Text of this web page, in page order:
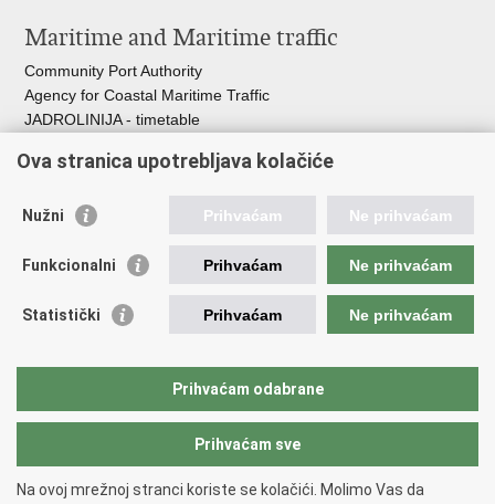
Maritime and Maritime traffic
Community Port Authority
Agency for Coastal Maritime Traffic
JADROLINIJA - timetable
Croatian Motorways
Bus station Zagreb
Craotian Railways Passenger Transport
Zagreb International Airport - Franjo Tuđman
Copyright © 2026 Ministarstvo mora, prometa i infrastrukture Republike
Ova stranica upotrebljava kolačiće
Nužni Prihvaćam Ne prihvaćam
Funkcionalni Prihvaćam Ne prihvaćam
Statistički Prihvaćam Ne prihvaćam
Prihvaćam odabrane
Prihvaćam sve
Na ovoj mrežnoj stranci koriste se kolačići. Molimo Vas da